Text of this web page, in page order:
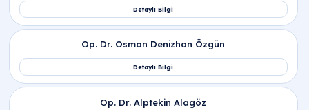
Follikül gelişimini kapsayan ovülasyon faz
nedir ve ovülasyon faz ne demek?
Doğurganlık takibinde ovülasyon hesaplama
ve ovülasyon hesaplama takvimi nasıl
kullanılır?